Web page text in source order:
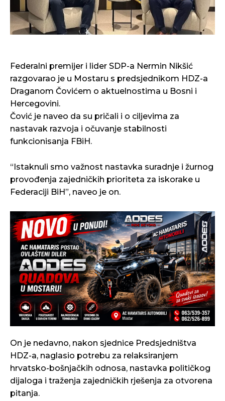
Federalni premijer i lider SDP-a Nermin Nikšić
razgovarao je u Mostaru s predsjednikom HDZ-a
Draganom Čovićem o aktuelnostima u Bosni i
Hercegovini.
Čović je naveo da su pričali i o ciljevima za
nastavak razvoja i očuvanje stabilnosti
funkcionisanja FBiH.
“Istaknuli smo važnost nastavka suradnje i žurnog
provođenja zajedničkih prioriteta za iskorake u
Federaciji BiH”, naveo je on.
On je nedavno, nakon sjednice Predsjedništva
HDZ-a, naglasio potrebu za relaksiranjem
hrvatsko-bošnjačkih odnosa, nastavka političkog
dijaloga i traženja zajedničkih rješenja za otvorena
pitanja.